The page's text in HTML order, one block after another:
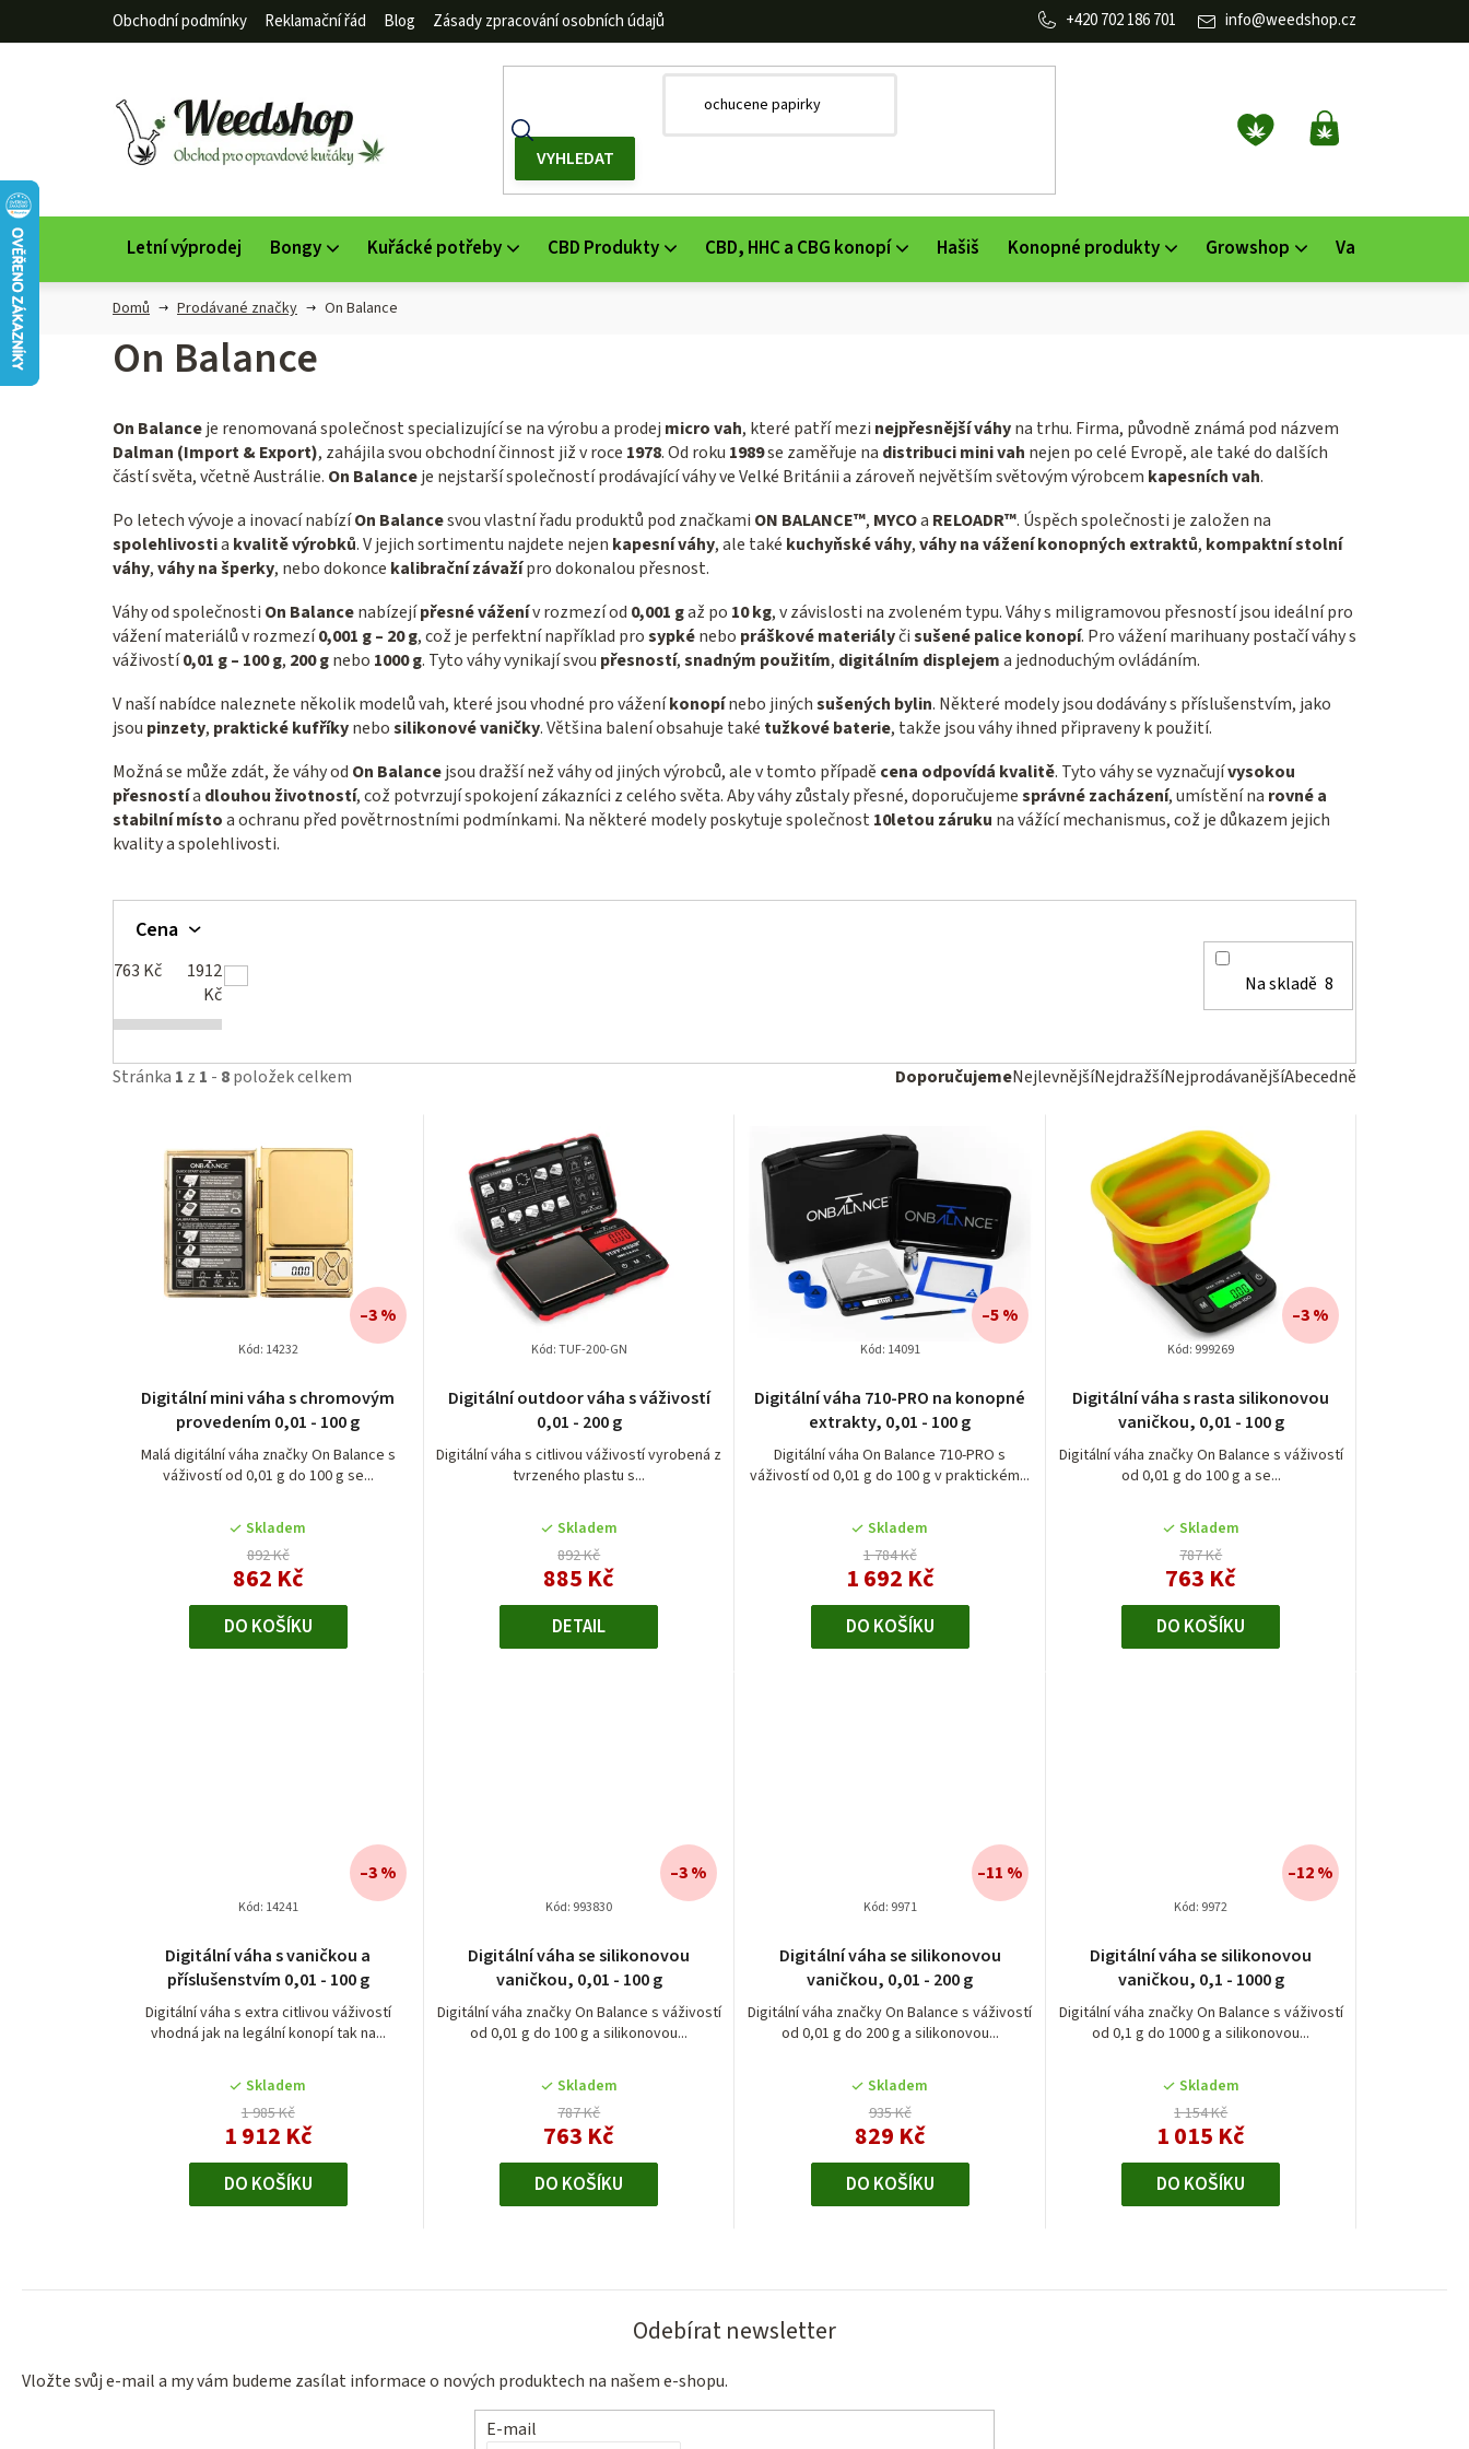
Obchodní podmínky Reklamační řád Blog Zásady zpracování osobních údajů info@weedshop.cz
702 186 701
NÁKUPNÍ
KOŠÍK
Letní výprodej Bongy Kuřácké potřeby CBD Produkty CBD, HHC a CBG konopí Hašiš Konopné produkty Growshop Vaporizéry
Domů Prodávané značky On Balance
On Balance
On Balanceje renomovaná společnost specializující se na výrobu a prodej micro vah, které patří mezi nejpřesnější váhyna trhu. Firma, původně známá pod názvem
Dalman (Import & Export), zahájila svou obchodní činnost již v roce 1978. Od roku 1989se zaměřuje na distribuci mini vah nejen po celé Evropě, ale také do dalších
částí světa, včetně Austrálie. On Balanceje nejstarší společností prodávající váhy ve Velké Británii a zároveň největším světovým výrobcem kapesních vah.
Po letech vývoje a inovací nabízíOn Balancesvou vlastní řadu produktů pod značkami ON BALANCE™, MYCOa RELOADR™. Úspěch společnosti je založen na
spolehlivostia kvalitě výrobků. V jejich sortimentu najdete nejen kapesní váhy, ale také kuchyňské váhy,váhy na vážení konopných extraktů, kompaktní stolní
váhy,váhy na šperky, nebo dokonce kalibrační závažípro dokonalou přesnost.
Váhy od společnosti On Balancenabízejípřesné váženív rozmezí od 0,001 gaž po 10 kg, v závislosti na zvoleném typu. Váhy s miligramovou přesností jsou ideální pro
vážení materiálů v rozmezí0,001 g – 20 g, což je perfektní například prosypkénebo práškové materiályčisušené palice konopí. Pro vážení marihuany postačí váhy s
váživostí0,01 g – 100 g, 200 gnebo 1000 g. Tyto váhy vynikají svou přesností,snadným použitím, digitálním displejema jednoduchým ovládáním.
V naší nabídce naleznete několik modelů vah, které jsou vhodné pro váženíkonopínebo jinýchsušených bylin. Některé modely jsou dodávány s příslušenstvím, jako
jsou pinzety, praktické kufříkynebosilikonové vaničky. Většina balení obsahuje také tužkové baterie, takže jsou váhy ihned připraveny k použití.
Možná se může zdát, že váhy od On Balancejsou dražší než váhy od jiných výrobců, ale v tomto případě cena odpovídá kvalitě. Tyto váhy se vyznačujívysokou
přesnostía dlouhou životností, což potvrzují spokojení zákazníci z celého světa. Aby váhy zůstaly přesné, doporučujemesprávné zacházení, umístění na rovné a
stabilní místoa ochranu před povětrnostními podmínkami. Na některé modely poskytuje společnost 10letou záruku na vážící mechanismus, což je důkazem jejich
kvality a spolehlivosti.
Cena
763 Kč
1912
Kč
Na skladě 8
Stránka 1 z 1 - 8položek celkem
Ř
a
z
e
n
í
p
r
o
d
u
k
t
ů
DoporučujemeNejlevnějšíNejdražšíNejprodávanějšíAbecedně
Digitální mini váha s chromovým
provedením 0,01 - 100 g
Malá digitální váha značky On Balance s
váživostí od 0,01 g do 100 g se...
Skladem
892 Kč
862 Kč
–3 %
DO KOŠÍKU
Kód: 14232
Digitální outdoor váha s váživostí
0,01 - 200 g
Digitální váha s citlivou váživostí vyrobená z
tvrzeného plastu s...
Skladem
892 Kč
885 Kč
DETAIL
Kód:TUF-200-GN
Digitální váha 710-PRO na konopné
extrakty, 0,01 - 100 g
Digitální váha On Balance 710-PRO s
váživostí od 0,01 g do 100 g v praktickém...
Skladem
1 784 Kč
1 692 Kč
–5 %
DO KOŠÍKU
Kód: 14091
Digitální váha s rasta silikonovou
vaničkou, 0,01 - 100 g
Digitální váha značky On Balance s váživostí
od 0,01 g do 100 g a se...
Skladem
787 Kč
763 Kč
–3 %
DO KOŠÍKU
Kód: 999269
Digitální váha s vaničkou a
příslušenstvím 0,01 - 100 g
Digitální váha s extra citlivou váživostí
vhodná jak na legální konopí tak na...
hodnocení
produktu
je
5,0
5
hvězdiček.
Skladem
1 985 Kč
1 912 Kč
–3 %
DO KOŠÍKU
Kód: 14241
Digitální váha se silikonovou
vaničkou, 0,01 - 100 g
Digitální váha značky On Balance s váživostí
od 0,01 g do 100 g a silikonovou...
Skladem
787 Kč
763 Kč
–3 %
DO KOŠÍKU
Kód: 993830
Digitální váha se silikonovou
vaničkou, 0,01 - 200 g
Digitální váha značky On Balance s váživostí
od 0,01 g do 200 g a silikonovou...
Skladem
935 Kč
829 Kč
–11 %
DO KOŠÍKU
Kód: 9971
Digitální váha se silikonovou
vaničkou, 0,1 - 1000 g
Digitální váha značky On Balance s váživostí
od 0,1 g do 1000 g a silikonovou...
Skladem
1 154 Kč
1 015 Kč
–12 %
DO KOŠÍKU
Kód: 9972
v
l
a
Odebírat newsletter
Vložte svůj e-mail a my vám budeme zasílat informace o nových produktech na našem e-shopu.
E-mail